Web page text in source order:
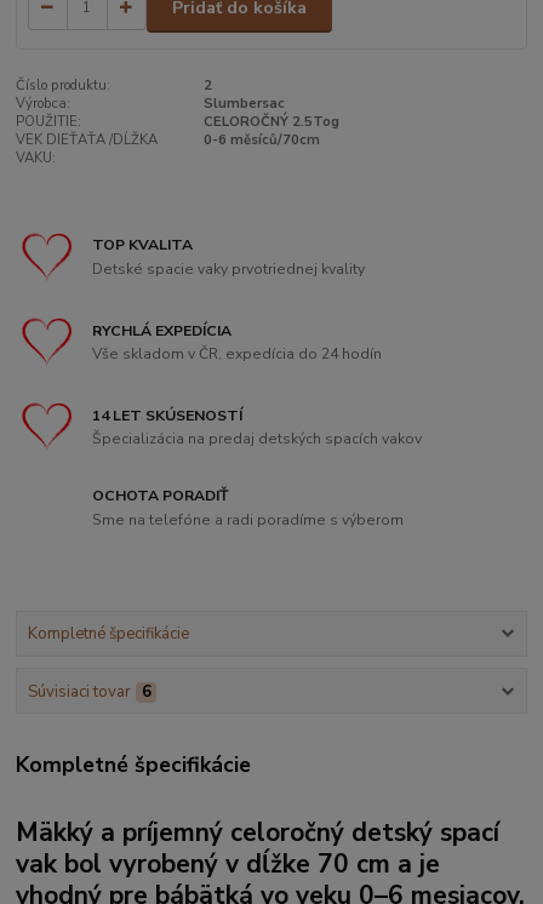
Pridať do košíka
Číslo produktu:
2
Výrobca:
Slumbersac
POUŽITIE:
CELOROČNÝ 2.5Tog
VEK DIEŤAŤA /DĹŽKA
VAKU:
0-6 měsíců/70cm
TOP KVALITA
Detské spacie vaky prvotriednej kvality
RYCHLÁ EXPEDÍCIA
Vše skladom v ČR, expedícia do 24 hodín
14 LET SKÚSENOSTÍ
Špecializácia na predaj detských spacích vakov
OCHOTA PORADIŤ
Sme na telefóne a radi poradíme s výberom
Kompletné špecifikácie
Súvisiaci tovar 6
Kompletné špecifikácie
Mäkký a príjemný celoročný detský spací
vak bol vyrobený v dĺžke 70 cm a je
vhodný pre bábätká vo veku 0–6 mesiacov.